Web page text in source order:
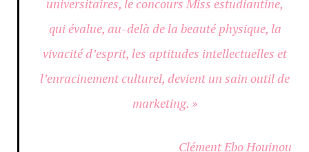
qui évalue, au-delà de la beauté physique, la
vivacité d’esprit, les aptitudes intellectuelles et
l’enracinement culturel, devient un sain outil de
marketing. »
Clément Ebo Houinou